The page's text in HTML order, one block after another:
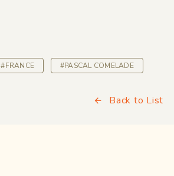
#FRANCE #PASCAL COMELADE
Back to List